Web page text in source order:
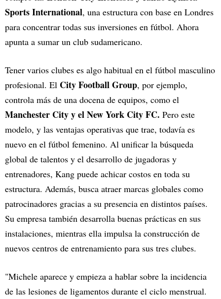
Sports International, una estructura con base en Londres
para concentrar todas sus inversiones en fútbol. Ahora
apunta a sumar un club sudamericano.
Tener varios clubes es algo habitual en el fútbol masculino
profesional. El City Football Group, por ejemplo,
controla más de una docena de equipos, como el
Manchester City y el New York City FC. Pero este
modelo, y las ventajas operativas que trae, todavía es
nuevo en el fútbol femenino. Al unificar la búsqueda
global de talentos y el desarrollo de jugadoras y
entrenadores, Kang puede achicar costos en toda su
estructura. Además, busca atraer marcas globales como
patrocinadores gracias a su presencia en distintos países.
Su empresa también desarrolla buenas prácticas en sus
instalaciones, mientras ella impulsa la construcción de
nuevos centros de entrenamiento para sus tres clubes.
"Michele aparece y empieza a hablar sobre la incidencia
de las lesiones de ligamentos durante el ciclo menstrual.